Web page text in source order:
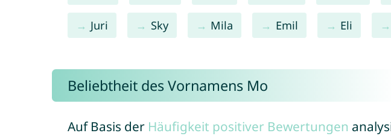
Juri Sky Mila Emil Eli
Beliebtheit des Vornamens Mo
Auf Basis der Häufigkeit positiver Bewertungen